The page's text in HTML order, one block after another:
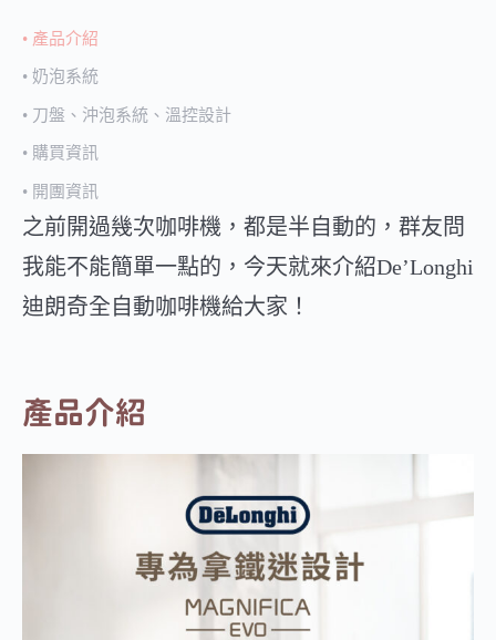
產品介紹
奶泡系統
刀盤、沖泡系統、溫控設計
購買資訊
開團資訊
之前開過幾次咖啡機，都是半自動的，群友問
我能不能簡單一點的，今天就來介紹De’Longhi
迪朗奇全自動咖啡機給大家！
產品介紹